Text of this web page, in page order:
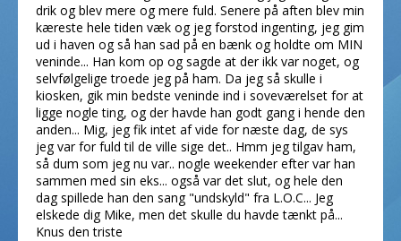
drik og blev mere og mere fuld. Senere på aften blev min
kæreste hele tiden væk og jeg forstod ingenting, jeg gim
ud i haven og så han sad på en bænk og holdte om MIN
veninde... Han kom op og sagde at der ikk var noget, og
selvfølgelige troede jeg på ham. Da jeg så skulle i
kiosken, gik min bedste veninde ind i soveværelset for at
ligge nogle ting, og der havde han godt gang i hende den
anden... Mig, jeg fik intet af vide for næste dag, de sys
jeg var for fuld til de ville sige det.. Hmm jeg tilgav ham,
så dum som jeg nu var.. nogle weekender efter var han
sammen med sin eks... også var det slut, og hele den
dag spillede han den sang "undskyld" fra L.O.C... Jeg
elskede dig Mike, men det skulle du havde tænkt på...
Knus den triste